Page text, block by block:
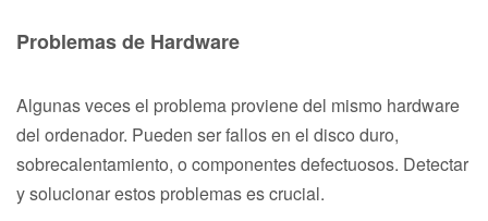
Problemas de Hardware
Algunas veces el problema proviene del mismo hardware
del ordenador. Pueden ser fallos en el disco duro,
sobrecalentamiento, o componentes defectuosos. Detectar
y solucionar estos problemas es crucial.